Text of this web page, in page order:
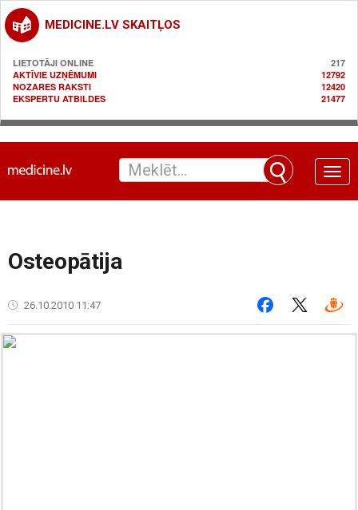
MEDICINE.LV SKAITĻOS
LIETOTĀJI ONLINE
217
AKTĪVIE UZŅĒMUMI
12792
NOZARES RAKSTI
12420
EKSPERTU ATBILDES
21477
Toggle
Osteopātija
26.10.2010 11:47